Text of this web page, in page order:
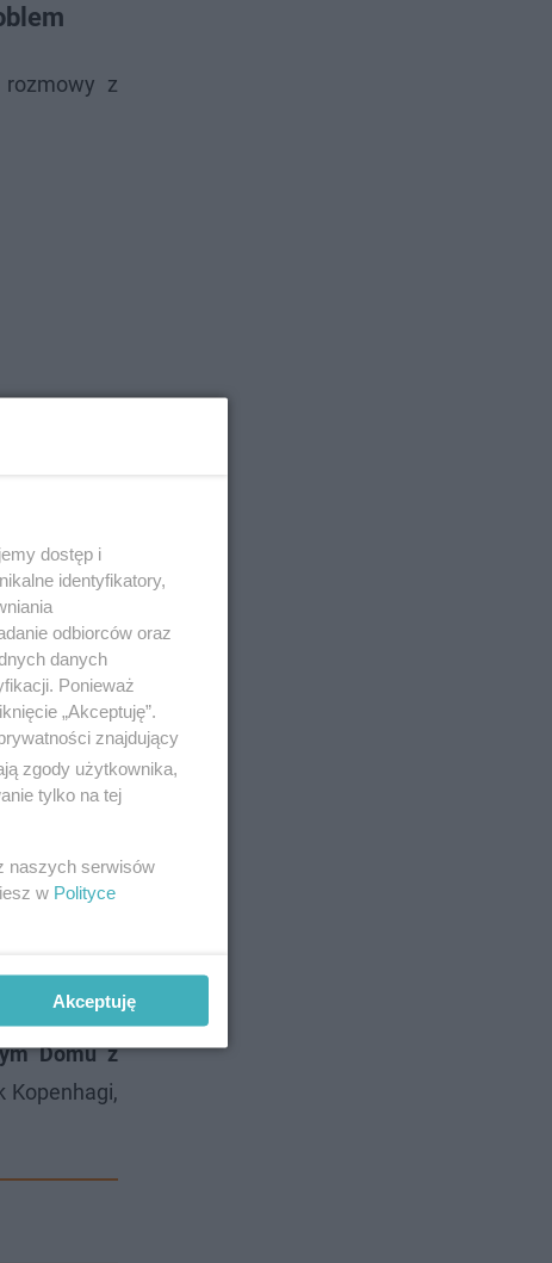
rozmowy z
Domu z
Kopenhagi,
dostęp i
identyfikatory,
odbiorców oraz
danych
Ponieważ
„Akceptuję”.
znajdujący
zgody użytkownika,
tylko na tej
naszych serwisów
w Polityce
Akceptuję